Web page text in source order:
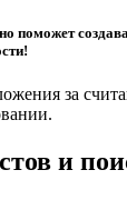
поможет
за
и